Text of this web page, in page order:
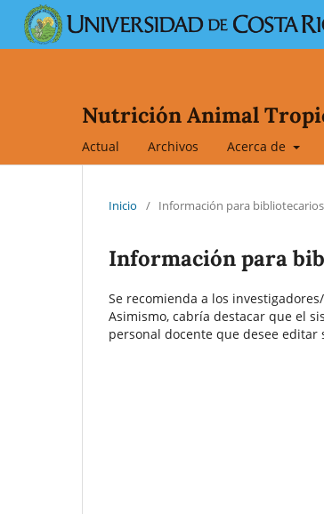
Nutrición Animal
Actual Archivos Acerca de
Inicio / Información para
Información para
Se recomienda a los
Asimismo, cabría destacar que el
personal docente que desee editar